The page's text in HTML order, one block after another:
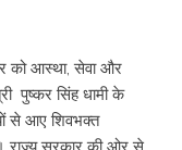
को आस्था, सेवा और
पुष्कर सिंह धामी के
से आए शिवभक्त